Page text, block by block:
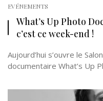
EVÉNEMENTS
What’s Up Photo
c’est ce week-end !
Aujourd’hui s’ouvre le
documentaire What’s Up